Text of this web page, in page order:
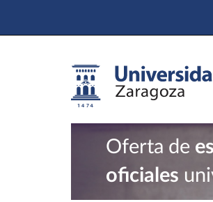
Oferta de
oficiales